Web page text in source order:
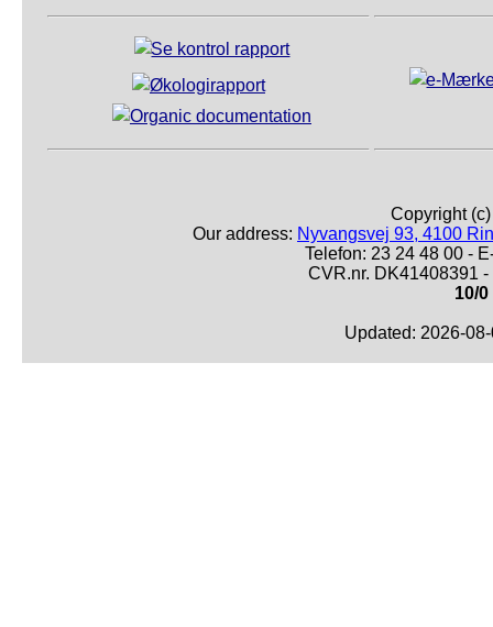
Copyright
Our address: Nyvangsvej 93, 4100
Telefon: 23 24 48 00 -
CVR.nr. DK41408391
10/0
Updated: 2026-